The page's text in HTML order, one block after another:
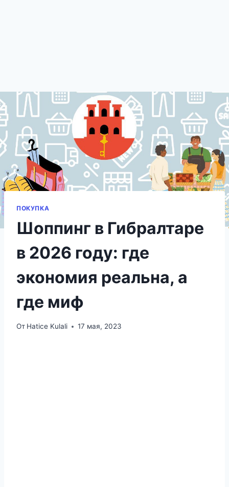
ПОКУПКА
Шоппинг в Гибралтаре
в 2026 году: где
экономия реальна, а
где миф
От Hatice Kulali 17 мая, 2023